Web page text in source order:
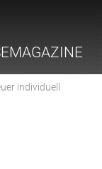
individuell